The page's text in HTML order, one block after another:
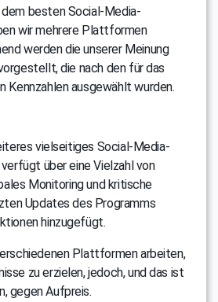
besten Social-Media-
wir mehrere Plattformen
werden die unserer Meinung
die nach den für das
Kennzahlen ausgewählt wurden.
vielseitiges Social-Media-
über eine Vielzahl von
Monitoring und kritische
Updates des Programms
hinzugefügt.
Plattformen arbeiten,
zu erzielen, jedoch, und das ist
gegen Aufpreis.